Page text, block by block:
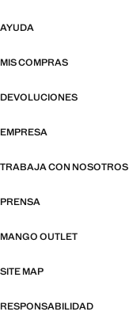
AYUDA
MIS COMPRAS
DEVOLUCIONES
EMPRESA
TRABAJA CON NOSOTROS
PRENSA
MANGO OUTLET
SITE MAP
RESPONSABILIDAD